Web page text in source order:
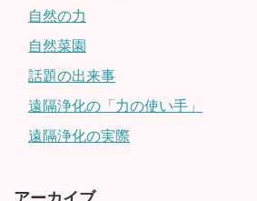
自然の力
自然菜園
話題の出来事
遠隔浄化の「力の使い手」
遠隔浄化の実際